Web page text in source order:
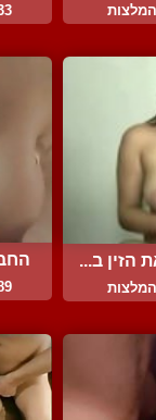
הזין ב...